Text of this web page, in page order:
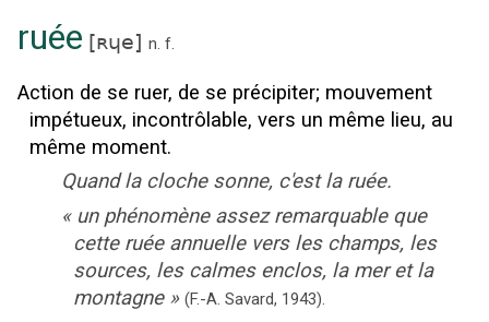
ruée [ʀɥe] n. f.
Action de se ruer, de se précipiter; mouvement
impétueux, incontrôlable, vers un même lieu, au
même moment.
Quand la cloche sonne, c'est la ruée.
« un phénomène assez remarquable que
cette ruée annuelle vers les champs, les
sources, les calmes enclos, la mer et la
montagne » (F.-A. Savard, 1943).